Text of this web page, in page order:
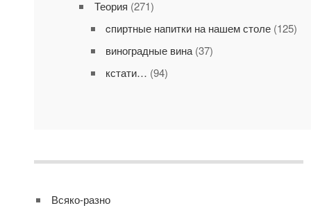
Теория (271)
cпиртные напитки на нашем столе(125)
виноградные вина(37)
кстати… (94)
Всяко-разно